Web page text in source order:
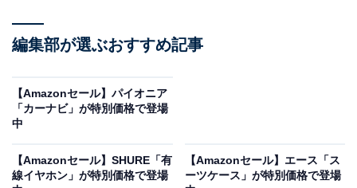
sRGBカバー率99%という高い色再現性を実現。広視野
角で、写真編集や動画視聴にもぴったりです。さらに、
リフレッシュレート100Hz・応答速度4ms
らかさもバッチリ。5W×2の内蔵スピーカーも搭載して
おり、モニターだけで十分な音質を楽しめるのも魅力で
編集部が選ぶおすすめ記事
【Amazonセール】パイオニア
「カーナビ」が特別価格で登場
中
【Amazonセール】SHURE「有
線イヤホン」が特別価格で登場
【Amazonセール】エース「ス
ーツケース」が特別価格で登場